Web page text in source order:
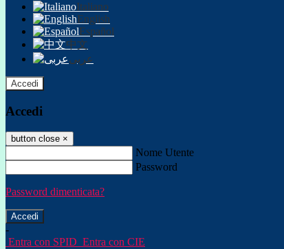
Italiano
English
Español
中文
عربى
Accedi
Accedi
button close ×
Nome Utente
Password
Password dimenticata?
-
Entra con SPID Entra con CIE